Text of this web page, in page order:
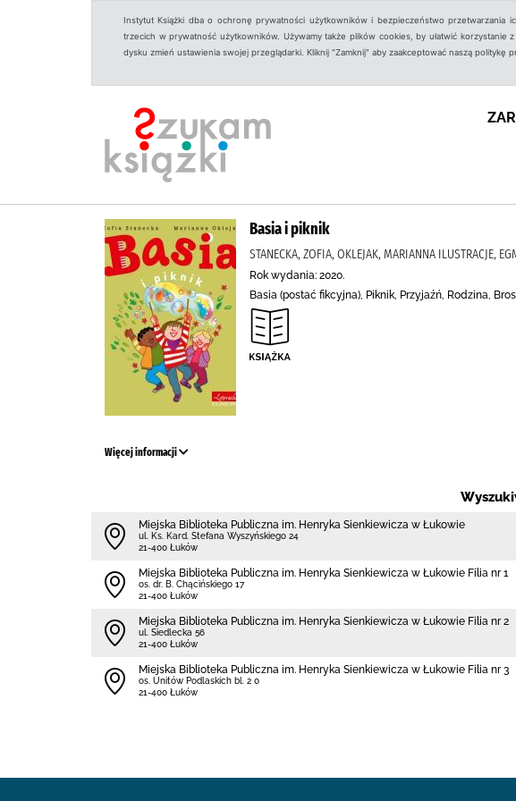
Instytut Książki dba o ochronę prywatności użytkowników i bezpieczeństwo przetwarzania
trzecich w prywatność użytkowników. Używamy także plików cookies, by ułatwić
dysku zmień ustawienia swojej przeglądarki. Kliknij "Zamknij" aby zaakceptować naszą politykę
Basia i piknik
STANECKA, ZOFIA, OKLEJAK, MARIANNA ILUSTRACJE,
Rok wydania: 2020.
Basia (postać fikcyjna), Piknik, Przyjaźń, Rodzina,
Więcej informacji
Miejska Biblioteka Publiczna im. Henryka Sienkiewicza w Łukowie
ul. Ks. Kard. Stefana Wyszyńskiego 24
21-400 Łuków
Miejska Biblioteka Publiczna im. Henryka Sienkiewicza w Łukowie Filia nr 1
os. dr. B. Chącińskiego 17
21-400 Łuków
Miejska Biblioteka Publiczna im. Henryka Sienkiewicza w Łukowie Filia nr 2
ul. Siedlecka 56
21-400 Łuków
Miejska Biblioteka Publiczna im. Henryka Sienkiewicza w Łukowie Filia nr 3
os. Unitów Podlaskich bl. 2 0
21-400 Łuków